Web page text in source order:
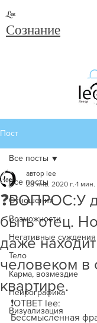
Lee
Сознание
Пост
Все посты
Отношения
Возможности
Негативные
Тело
Карма, возмездие
Нейрографика
Визуализация
Все посты
❓ВОПРОС:У
быть отец.
даже
человеком в
квартире.
автор lee
28 янв. 2020 г. 1 мин.
❗️ОТВЕТ lee:
Бессмысленная